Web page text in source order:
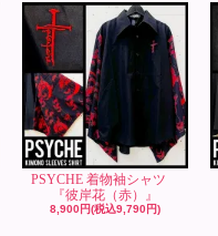
PSYCHE 着物袖シャツ
『彼岸花（赤）』
8,900円(税込9,790円)